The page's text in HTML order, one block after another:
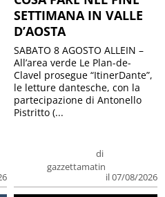
SETTIMANA IN VALLE
D’AOSTA
di
gazzettamatin
il 07/08/2026
SABATO 8 AGOSTO ALLEIN –
All’area verde Le Plan-de-
Clavel prosegue “ItinerDante”,
le letture dantesche, con la
partecipazione di Antonello
Pistritto (...